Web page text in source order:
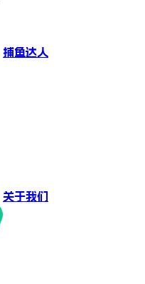
捕鱼达人
关于我们